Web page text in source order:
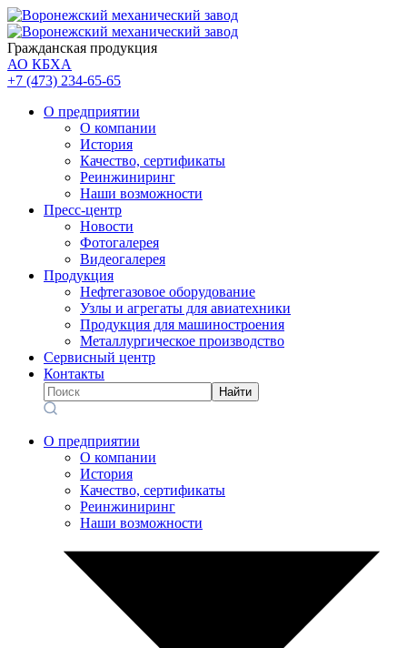
Гражданская продукция
АО КБХА
+7 (473) 234-65-65
О предприятии
О компании
История
Качество, сертификаты
Реинжиниринг
Наши возможности
Пресс-центр
Новости
Фотогалерея
Видеогалерея
Продукция
Нефтегазовое оборудование
Узлы и агрегаты для авиатехники
Продукция для машиностроения
Металлургическое производство
Сервисный центр
Контакты
Найти
О предприятии
О компании
История
Качество, сертификаты
Реинжиниринг
Наши возможности